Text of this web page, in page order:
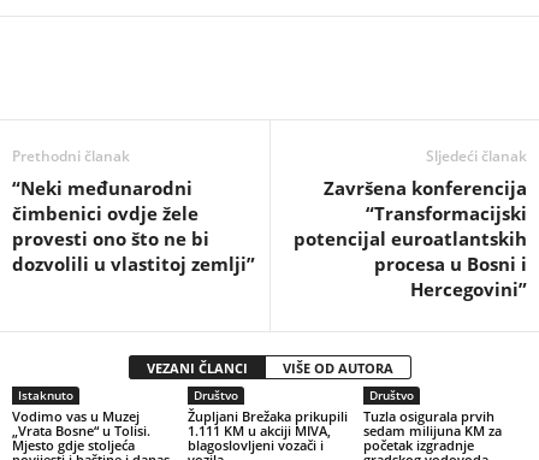
Prethodni članak
“Neki međunarodni
čimbenici ovdje žele
provesti ono što ne bi
dozvolili u vlastitoj zemlji”
Sljedeći članak
Završena konferencija
“Transformacijski
potencijal euroatlantskih
procesa u Bosni i
Hercegovini”
VEZANI ČLANCI VIŠE OD AUTORA
Istaknuto
Vodimo vas u Muzej
„Vrata Bosne“ u Tolisi.
Mjesto gdje stoljeća
Društvo
Župljani Brežaka prikupili
1.111 KM u akciji MIVA,
blagoslovljeni vozači i
Društvo
Tuzla osigurala prvih
sedam milijuna KM za
početak izgradnje